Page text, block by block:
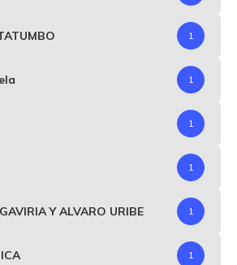
1
1
1
1
Y ALVARO URIBE 1
1